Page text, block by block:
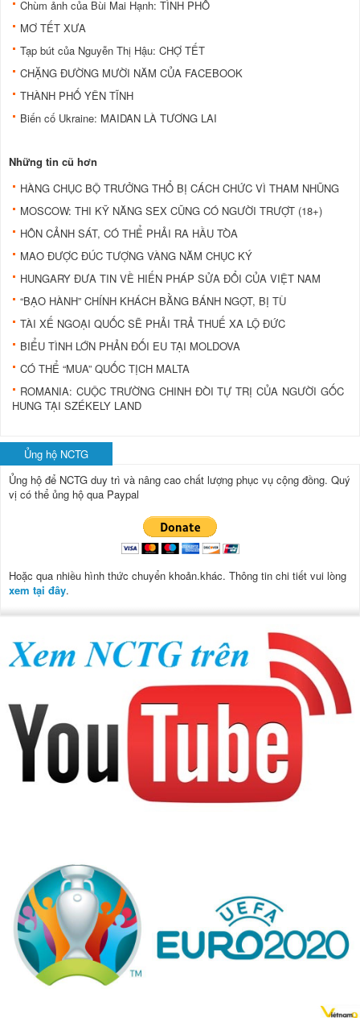
Chùm ảnh của Bùi Mai Hạnh: TÌNH PHỐ
MƠ TẾT XƯA
Tạp bút của Nguyễn Thị Hậu: CHỢ TẾT
CHẶNG ĐƯỜNG MƯỜI NĂM CỦA FACEBOOK
THÀNH PHỐ YÊN TĨNH
Biến cố Ukraine: MAIDAN LÀ TƯƠNG LAI
Những tin cũ hơn
HÀNG CHỤC BỘ TRƯỞNG THỔ BỊ CÁCH CHỨC VÌ THAM NHŨNG
MOSCOW: THI KỸ NĂNG SEX CŨNG CÓ NGƯỜI TRƯỢT (18+)
HÔN CẢNH SÁT, CÓ THỂ PHẢI RA HẦU TÒA
MAO ĐƯỢC ĐÚC TƯỢNG VÀNG NĂM CHỤC KÝ
HUNGARY ĐƯA TIN VỀ HIẾN PHÁP SỬA ĐỔI CỦA VIỆT NAM
“BẠO HÀNH” CHÍNH KHÁCH BẰNG BÁNH NGỌT, BỊ TÙ
TÀI XẾ NGOẠI QUỐC SẼ PHẢI TRẢ THUẾ XA LỘ ĐỨC
BIỂU TÌNH LỚN PHẢN ĐỐI EU TẠI MOLDOVA
CÓ THỂ “MUA” QUỐC TỊCH MALTA
ROMANIA: CUỘC TRƯỜNG CHINH ĐÒI TỰ TRỊ CỦA NGƯỜI GỐC
HUNG TẠI SZÉKELY LAND
Ủng hộ NCTG
Ủng hộ để NCTG duy trì và nâng cao chất lượng phục vụ cộng đồng. Quý
vị có thể ủng hộ qua Paypal
Hoặc qua nhiều hình thức chuyển khoản.khác. Thông tin chi tiết vui lòng
xem tại đây.